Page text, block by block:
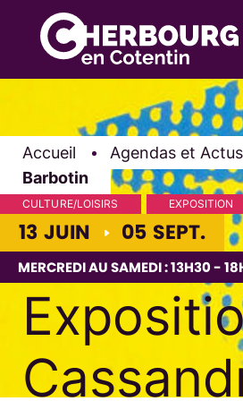
Accueil Agendas et Actus
Barbotin
CULTURE/LOISIRS EXPOSITION
DU
13 JUIN AU
05 SEPT.
MERCREDI AU SAMEDI : 13H30 -